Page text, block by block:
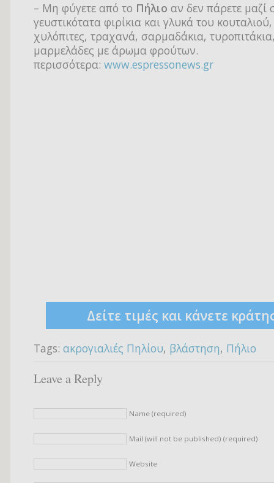
– Μη φύγετε από το Πήλιο αν δεν πάρετε μαζί
γευστικότατα φιρίκια και γλυκά του κουταλιού,
χυλόπιτες, τραχανά, σαρμαδάκια,
μαρμελάδες με άρωμα φρούτων.
περισσότερα: www.espressonews.gr
Δείτε τιμές και κάνετε
Tags: ακρογιαλιές Πηλίου, βλάστηση, Πήλιο
Leave a Reply
Name (required)
Mail (will not be published) (required)
Website